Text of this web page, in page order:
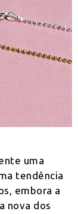
uma
tendência
embora a
nova dos